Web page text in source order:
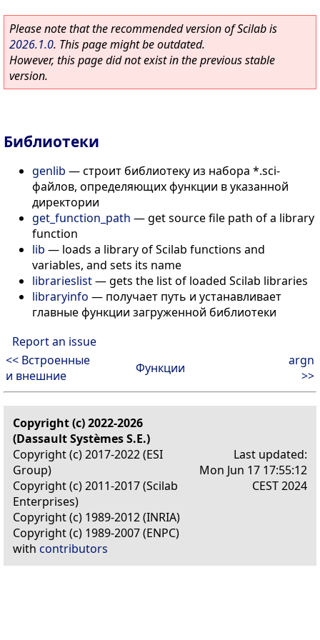
Please note that the recommended version of Scilab is
2026.1.0. This page might be outdated.
However, this page did not exist in the previous stable
version.
Библиотеки
genlib —строит библиотеку из набора *.sci-
файлов, определяющих функции в указанной
директории
get_function_path —get source file path of a library
function
lib — loads a library of Scilab functions and
variables, and sets its name
librarieslist—gets the list of loaded Scilab libraries
libraryinfo — получает путь и устанавливает
главные функции загруженной библиотеки
Report an issue
<< Встроенные
и внешние
Функции
argn
>>
Copyright (c) 2022-2026
(Dassault Systèmes S.E.)
Copyright (c) 2017-2022 (ESI
Group)
Copyright (c) 2011-2017 (Scilab
Enterprises)
Copyright (c) 1989-2012 (INRIA)
Copyright (c) 1989-2007 (ENPC)
with contributors
Last updated:
Mon Jun 17 17:55:12
CEST 2024